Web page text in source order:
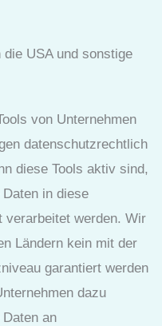
USA und sonstige
von Unternehmen
datenschutzrechtlich
diese Tools aktiv sind,
in diese
verarbeitet werden. Wir
Ländern kein mit der
garantiert werden
dazu
an